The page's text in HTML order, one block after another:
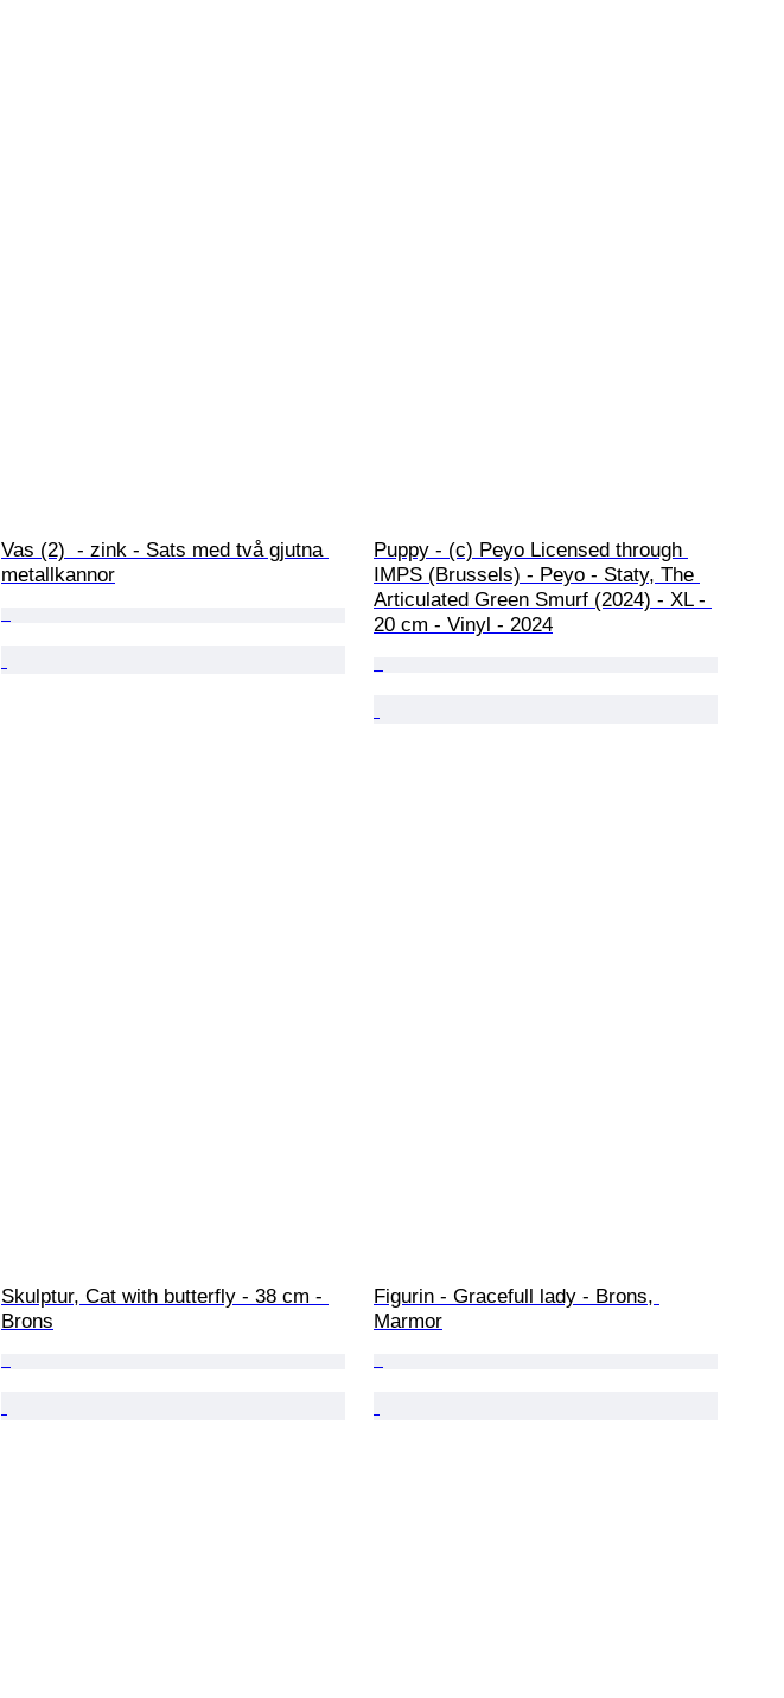
Vas (2)  - zink - Sats med två gjutna
metallkannor
Puppy - (c) Peyo Licensed through
IMPS (Brussels) - Peyo - Staty, The
Articulated Green Smurf (2024) - XL -
20 cm - Vinyl - 2024
Skulptur, Cat with butterfly - 38 cm -
Brons
Figurin - Gracefull lady - Brons,
Marmor